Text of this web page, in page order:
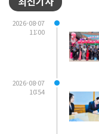
2026-08-07
11:00
2026-08-07
10:54